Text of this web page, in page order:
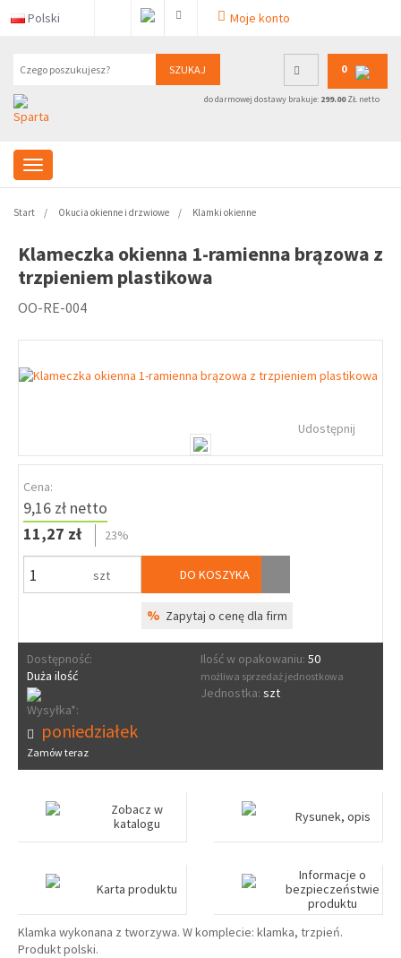
Polski Moje konto
SZUKAJ 0
do darmowej dostawy brakuje: 299.00ZŁ netto
Start Okucia okienne i drzwiowe Klamki okienne
Klameczka okienna 1-ramienna brązowa z
trzpieniem plastikowa
OO-RE-004
Udostępnij
Cena:
9,16 zł netto
11,27 zł
23%
szt DO KOSZYKA
% Zapytaj o cenę dla firm
Dostępność:
Duża ilość
Ilość w opakowaniu: 50
możliwa sprzedaż jednostkowa
Jednostka: szt
Wysyłka*:
poniedziałek
Zamów teraz
Zobacz w
katalogu
Rysunek, opis
Karta produktu
Informacje o
bezpieczeństwie
produktu
Klamka wykonana z tworzywa. W komplecie: klamka, trzpień.
Produkt polski.